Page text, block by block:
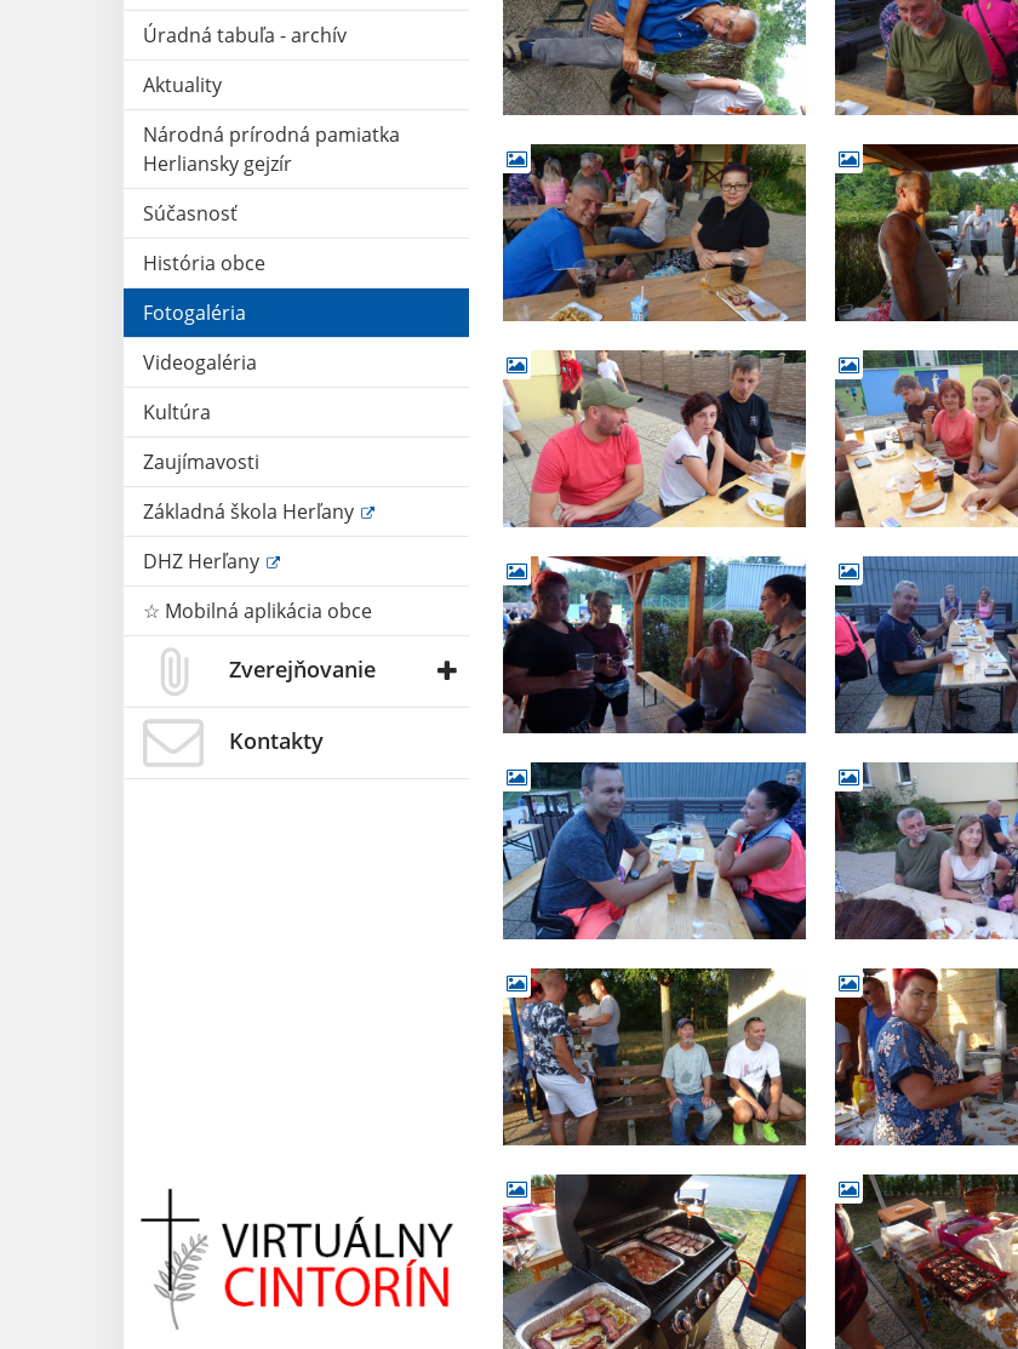
Úradná tabuľa - archív
Aktuality
Národná prírodná pamiatka
Herliansky gejzír
Súčasnosť
História obce
Fotogaléria
Videogaléria
Kultúra
Zaujímavosti
Základná škola Herľany
DHZ Herľany
☆ Mobilná aplikácia obce
Zverejňovanie
Kontakty